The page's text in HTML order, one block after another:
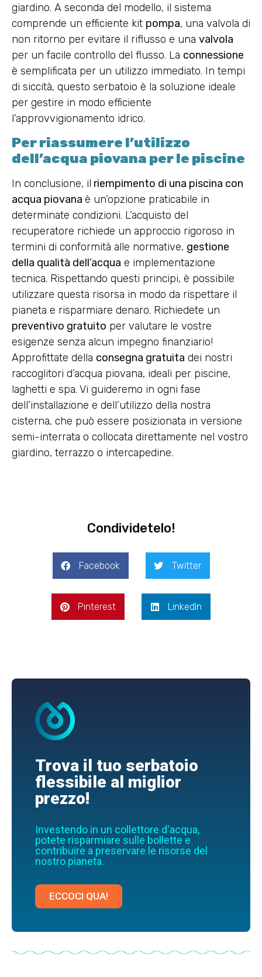
giardino. A seconda del modello, il sistema
comprende un efficiente kit pompa, una valvola di
non ritorno per evitare il riflusso e una valvola
per un facile controllo del flusso. La connessione
è semplificata per un utilizzo immediato. In tempi
di siccità, questo serbatoio è la soluzione ideale
per gestire in modo efficiente
l’approvvigionamento idrico.
Per riassumere l’utilizzo
dell’acqua piovana per le piscine
In conclusione, il riempimento di una piscina con
acqua piovana è un’opzione praticabile in
determinate condizioni. L’acquisto del
recuperatore richiede un approccio rigoroso in
termini di conformità alle normative, gestione
della qualità dell’acqua e implementazione
tecnica. Rispettando questi principi, è possibile
utilizzare questa risorsa in modo da rispettare il
pianeta e risparmiare denaro. Richiedete un
preventivo gratuito per valutare le vostre
esigenze senza alcun impegno finanziario!
Approfittate della consegna gratuita dei nostri
raccoglitori d’acqua piovana, ideali per piscine,
laghetti e spa. Vi guideremo in ogni fase
dell’installazione e dell’utilizzo della nostra
cisterna, che può essere posizionata in versione
semi-interrata o collocata direttamente nel vostro
giardino, terrazzo o intercapedine.
Condividetelo!
Facebook Twitter
Pinterest LinkedIn
Trova il tuo serbatoio
flessibile al miglior
prezzo!
Investendo in un collettore d'acqua,
potete risparmiare sulle bollette e
contribuire a preservare le risorse del
nostro pianeta.
ECCOCI QUA!